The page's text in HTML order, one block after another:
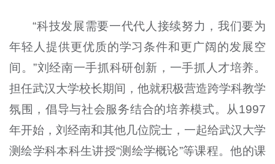
“科技发展需要一代代人接续努力，我们要为
年轻人提供更优质的学习条件和更广阔的发展空
间。”刘经南一手抓科研创新，一手抓人才培养。
担任武汉大学校长期间，他就积极营造跨学科教学
氛围，倡导与社会服务结合的培养模式。从1997
年开始，刘经南和其他几位院士，一起给武汉大学
测绘学科本科生讲授“测绘学概论”等课程。他的课